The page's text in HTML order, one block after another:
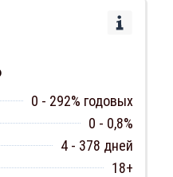
0 - 292% годовых
0 - 0,8%
4 - 378 дней
18+